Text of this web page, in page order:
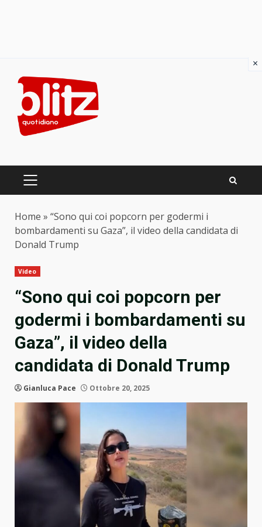
content
PRIMARY
Home » “Sono qui coi popcorn per godermi i
bombardamenti su Gaza”, il video della candidata di
Donald Trump
Video
“Sono qui coi popcorn per
godermi i bombardamenti su
Gaza”, il video della
candidata di Donald Trump
Gianluca Pace Ottobre 20, 2025
×